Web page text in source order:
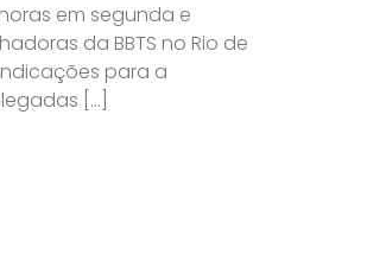
em segunda e
da BBTS no Rio de
para a
[…]